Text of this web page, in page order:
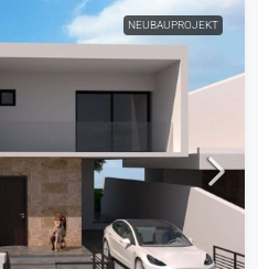
NEUBAUPROJEKT